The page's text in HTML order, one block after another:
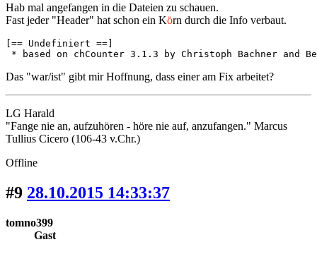
Hab mal angefangen in die Dateien zu schauen.
Fast jeder "Header" hat schon ein Körn durch die Info verbaut.
[== Undefiniert ==]
* based on chCounter 3.1.3 by Christoph Bachner and
Das "war/ist" gibt mir Hoffnung, dass einer am Fix arbeitet?
LG Harald
"Fange nie an, aufzuhören - höre nie auf, anzufangen." Marcus
Tullius Cicero (106-43 v.Chr.)
Offline
#9 28.10.2015 14:33:37
tomno399
Gast